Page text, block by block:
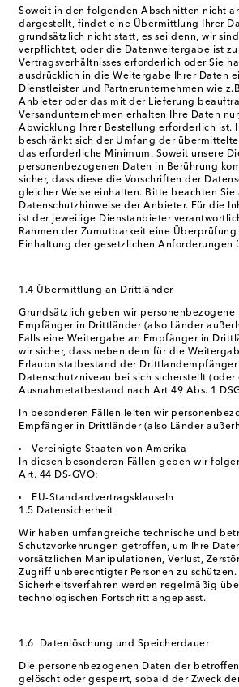
Soweit in den folgenden Abschnitten nicht
dargestellt, findet eine Übermittlung Ihrer
grundsätzlich nicht statt, es sei denn, wir
verpflichtet, oder die Datenweitergabe ist
Vertragsverhältnisses erforderlich oder Sie
ausdrücklich in die Weitergabe Ihrer Daten
Dienstleister und Partnerunternehmen wie
Anbieter oder das mit der Lieferung
Versandunternehmen erhalten Ihre Daten
Abwicklung Ihrer Bestellung erforderlich ist.
beschränkt sich der Umfang der
das erforderliche Minimum. Soweit unsere
personenbezogenen Daten in Berührung
sicher, dass diese die Vorschriften der
gleicher Weise einhalten. Bitte beachten
Datenschutzhinweise der Anbieter. Für die
ist der jeweilige Dienstanbieter
Rahmen der Zumutbarkeit eine
Einhaltung der gesetzlichen Anforderungen
1.4 Übermittlung an Drittländer
Grundsätzlich geben wir personenbezogene
Empfänger in Drittländer (also Länder
Falls eine Weitergabe an Empfänger in
wir sicher, dass neben dem für die
Erlaubnistatbestand der Drittlandempfänger
Datenschutzniveau bei sich sicherstellt (oder
Ausnahmetatbestand nach Art 49 Abs. 1
In besonderen Fällen leiten wir
Empfänger in Drittländer (also Länder
Vereinigte Staaten von Amerika
In diesen besonderen Fällen geben wir
Art. 44 DS-GVO:
EU-Standardvertragsklauseln
1.5 Datensicherheit
Wir haben umfangreiche technische und
Schutzvorkehrungen getroffen, um Ihre
vorsätzlichen Manipulationen, Verlust,
Zugriff unberechtigter Personen zu schützen.
Sicherheitsverfahren werden regelmäßig
technologischen Fortschritt angepasst.
1.6 Datenlöschung und Speicherdauer
Die personenbezogenen Daten der
gelöscht oder gesperrt, sobald der Zweck